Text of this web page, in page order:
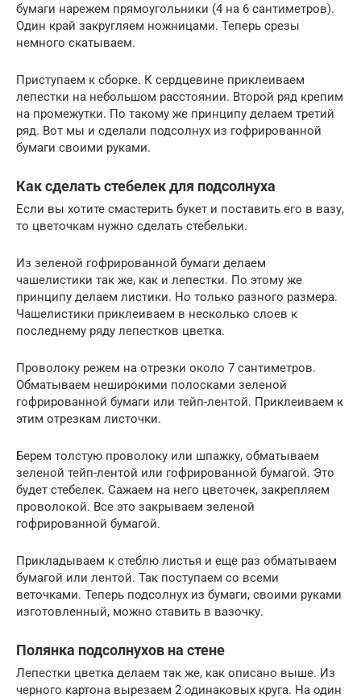
бумаги нарежем прямоугольники (4 на 6 сантиметров).
Один край закругляем ножницами. Теперь срезы
немного скатываем.
Приступаем к сборке. К сердцевине приклеиваем
лепестки на небольшом расстоянии. Второй ряд крепим
на промежутки. По такому же принципу делаем третий
ряд. Вот мы и сделали подсолнух из гофрированной
бумаги своими руками.
Как сделать стебелек для подсолнуха
Если вы хотите смастерить букет и поставить его в вазу,
то цветочкам нужно сделать стебельки.
Из зеленой гофрированной бумаги делаем
чашелистики так же, как и лепестки. По этому же
принципу делаем листики. Но только разного размера.
Чашелистики приклеиваем в несколько слоев к
последнему ряду лепестков цветка.
Проволоку режем на отрезки около 7 сантиметров.
Обматываем неширокими полосками зеленой
гофрированной бумаги или тейп-лентой. Приклеиваем к
этим отрезкам листочки.
Берем толстую проволоку или шпажку, обматываем
зеленой тейп-лентой или гофрированной бумагой. Это
будет стебелек. Сажаем на него цветочек, закрепляем
проволокой. Все это закрываем зеленой
гофрированной бумагой.
Прикладываем к стеблю листья и еще раз обматываем
бумагой или лентой. Так поступаем со всеми
веточками. Теперь подсолнух из бумаги, своими руками
изготовленный, можно ставить в вазочку.
Полянка подсолнухов на стене
Лепестки цветка делаем так же, как описано выше. Из
черного картона вырезаем 2 одинаковых круга. На один